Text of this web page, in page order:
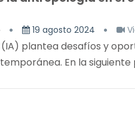
19 agosto 2024
plantea desafíos y
En la siguiente